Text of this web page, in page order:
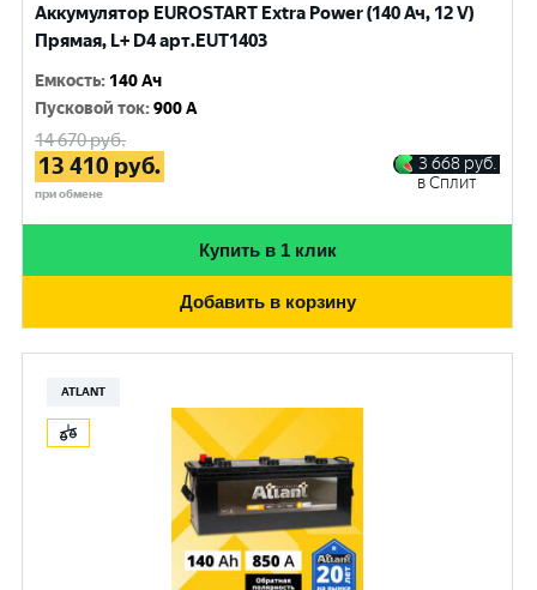
Аккумулятор EUROSTART Extra Power (140 Ач, 12 V)
Прямая, L+ D4 арт.EUT1403
Емкость: 140 Ач
Пусковой ток:900 A
14 670руб.
13 410 руб.
при обмене
3 668 руб.
в Сплит
Купить в 1 клик
Добавить в корзину
ATLANT